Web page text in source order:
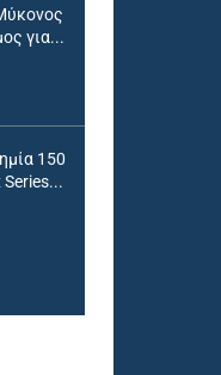
για...
150